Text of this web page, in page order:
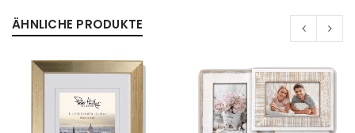
ÄHNLICHE PRODUKTE